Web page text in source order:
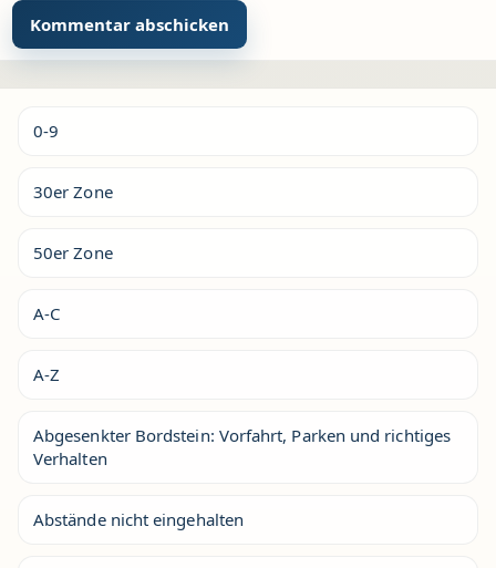
0-9
30er Zone
50er Zone
A-C
A-Z
Abgesenkter Bordstein: Vorfahrt, Parken und richtiges
Verhalten
Abstände nicht eingehalten